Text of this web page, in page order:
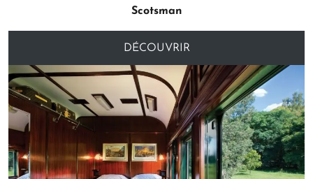
Scotsman
DÉCOUVRIR